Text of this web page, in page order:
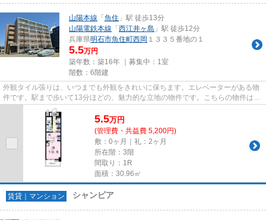
山陽本線 「 魚住 」駅 徒歩13分
山陽電鉄本線 「 西江井ヶ島 」駅 徒歩12分
兵庫県明石市魚住町西岡 １３３５番地の１
5.5万円
築年数：築16年 ｜募集中： 1室
階数：6階建
外観タイル張りは、いつまでも外観をきれいに保ちます。エレベーターがある物
件です。駅まで歩いて13分ほどの、魅力的な立地の物件です。こちらの物件はマ
ンションです。こだわりのあ...
5.5万円
(管理費・共益費 5,200円)
敷：0ヶ月｜礼：2ヶ月
所在階：3階
間取り：1R
面積：30.96㎡
賃貸｜マンション シャンピア